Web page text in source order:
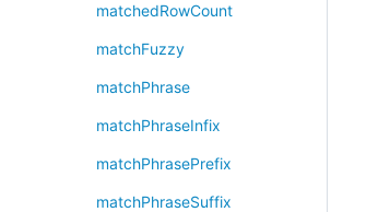
matchedRowCount
matchFuzzy
matchPhrase
matchPhraseInfix
matchPhrasePrefix
matchPhraseSuffix